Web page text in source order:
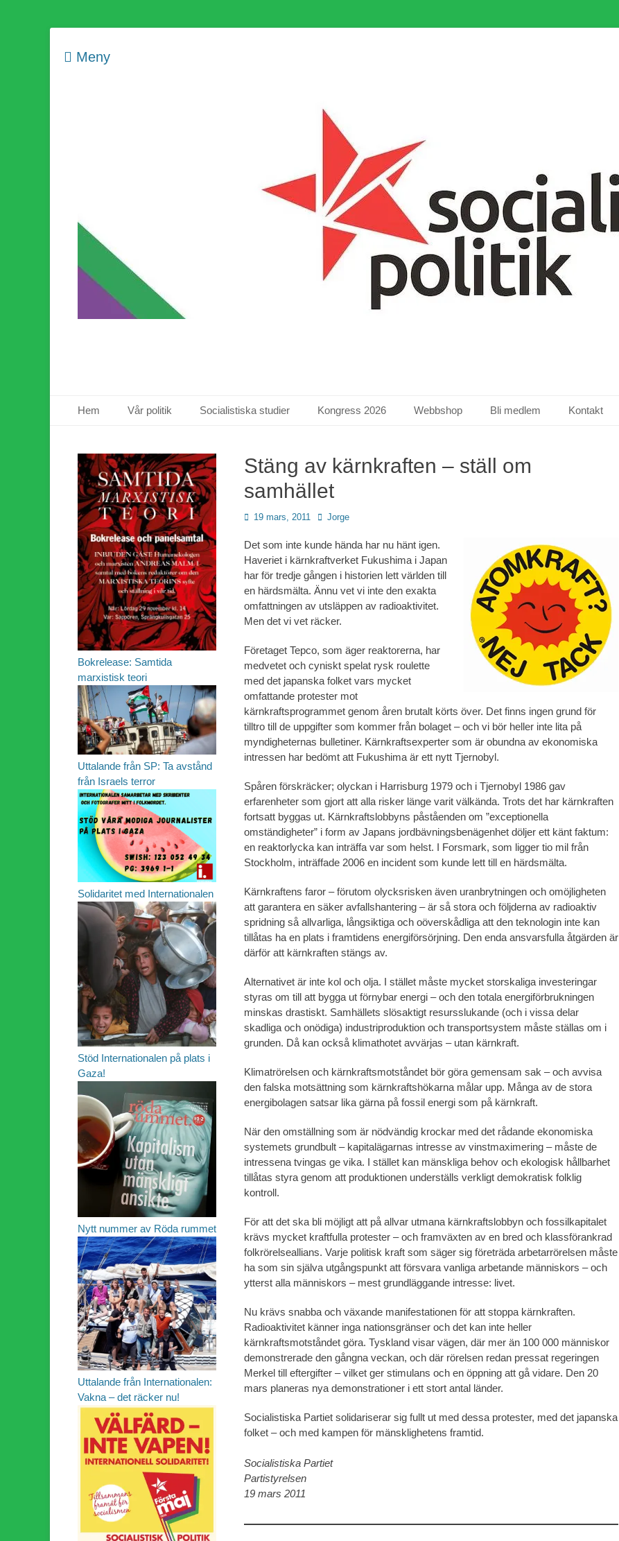
Meny
Primär meny
Hem Vår politik Socialistiska studier Kongress 2026 Webbshop Bli medlem Kontakt
Stäng av kärnkraften – ställ om
samhället
Publicerad
19 mars, 2011 Författare
Jorge
Det som inte kunde hända har nu hänt igen.
Haveriet i kärnkraftverket Fukushima i Japan
har för tredje gången i historien lett världen till
en härdsmälta. Ännu vet vi inte den exakta
omfattningen av utsläppen av radioaktivitet.
Men det vi vet räcker.
Företaget Tepco, som äger reaktorerna, har
medvetet och cyniskt spelat rysk roulette
med det japanska folket vars mycket
omfattande protester mot
kärnkraftsprogrammet genom åren brutalt körts över. Det finns ingen grund för
tilltro till de uppgifter som kommer från bolaget – och vi bör heller inte lita på
myndigheternas bulletiner. Kärnkraftsexperter som är obundna av ekonomiska
intressen har bedömt att Fukushima är ett nytt Tjernobyl.
Spåren förskräcker; olyckan i Harrisburg 1979 och i Tjernobyl 1986 gav
erfarenheter som gjort att alla risker länge varit välkända. Trots det har kärnkraften
fortsatt byggas ut. Kärnkraftslobbyns påståenden om ”exceptionella
omständigheter” i form av Japans jordbävningsbenägenhet döljer ett känt faktum:
en reaktorlycka kan inträffa var som helst. I Forsmark, som ligger tio mil från
Stockholm, inträffade 2006 en incident som kunde lett till en härdsmälta.
Kärnkraftens faror – förutom olycksrisken även uranbrytningen och omöjligheten
att garantera en säker avfallshantering – är så stora och följderna av radioaktiv
spridning så allvarliga, långsiktiga och oöverskådliga att den teknologin inte kan
tillåtas ha en plats i framtidens energiförsörjning. Den enda ansvarsfulla åtgärden är
därför att kärnkraften stängs av.
Alternativet är inte kol och olja. I stället måste mycket storskaliga investeringar
styras om till att bygga ut förnybar energi – och den totala energiförbrukningen
minskas drastiskt. Samhällets slösaktigt resursslukande (och i vissa delar
skadliga och onödiga) industriproduktion och transportsystem måste ställas om i
grunden. Då kan också klimathotet avvärjas – utan kärnkraft.
Klimatrörelsen och kärnkraftsmotståndet bör göra gemensam sak – och avvisa
den falska motsättning som kärnkraftshökarna målar upp. Många av de stora
energibolagen satsar lika gärna på fossil energi som på kärnkraft.
När den omställning som är nödvändig krockar med det rådande ekonomiska
systemets grundbult – kapitalägarnas intresse av vinstmaximering – måste de
intressena tvingas ge vika. I stället kan mänskliga behov och ekologisk hållbarhet
tillåtas styra genom att produktionen underställs verkligt demokratisk folklig
kontroll.
För att det ska bli möjligt att på allvar utmana kärnkraftslobbyn och fossilkapitalet
krävs mycket kraftfulla protester – och framväxten av en bred och klassförankrad
folkrörelseallians. Varje politisk kraft som säger sig företräda arbetarrörelsen måste
ha som sin själva utgångspunkt att försvara vanliga arbetande människors – och
ytterst alla människors – mest grundläggande intresse: livet.
Nu krävs snabba och växande manifestationen för att stoppa kärnkraften.
Radioaktivitet känner inga nationsgränser och det kan inte heller
kärnkraftsmotståndet göra. Tyskland visar vägen, där mer än 100 000 människor
demonstrerade den gångna veckan, och där rörelsen redan pressat regeringen
Merkel till eftergifter – vilket ger stimulans och en öppning att gå vidare. Den 20
mars planeras nya demonstrationer i ett stort antal länder.
Socialistiska Partiet solidariserar sig fullt ut med dessa protester, med det japanska
folket – och med kampen för mänsklighetens framtid.
Socialistiska Partiet
Partistyrelsen
19 mars 2011
Bokrelease: Samtida
marxistisk teori
Uttalande från SP: Ta avstånd
från Israels terror
Solidaritet med Internationalen
Stöd Internationalen på plats i
Gaza!
Nytt nummer av Röda rummet
Uttalande från Internationalen:
Vakna – det räcker nu!